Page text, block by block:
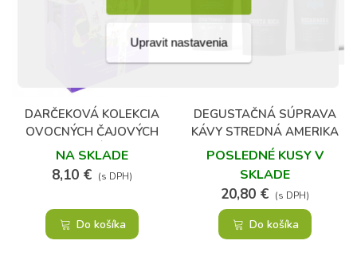
Upravit nastavenia
DARČEKOVÁ KOLEKCIA
OVOCNÝCH ČAJOVÝCH
PYRAMÍDOK
NA SKLADE
8,10 € (s DPH)
Do košíka
DEGUSTAČNÁ SÚPRAVA
KÁVY STREDNÁ AMERIKA
3 X 100 G
POSLEDNÉ KUSY V
SKLADE
20,80 € (s DPH)
Do košíka